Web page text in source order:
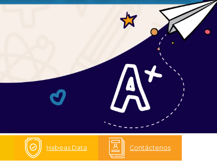
Habeas Data Contáctenos